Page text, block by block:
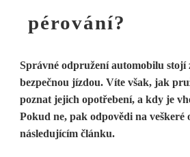
pérování?
Správné odpružení automobilu stojí
bezpečnou jízdou. Víte však, jak
poznat jejich opotřebení, a kdy je
Pokud ne, pak odpovědi na veškeré
následujícím článku.